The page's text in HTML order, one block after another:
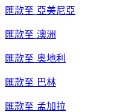
匯款至 亞美尼亞
匯款至 澳洲
匯款至 奧地利
匯款至 巴林
匯款至 孟加拉